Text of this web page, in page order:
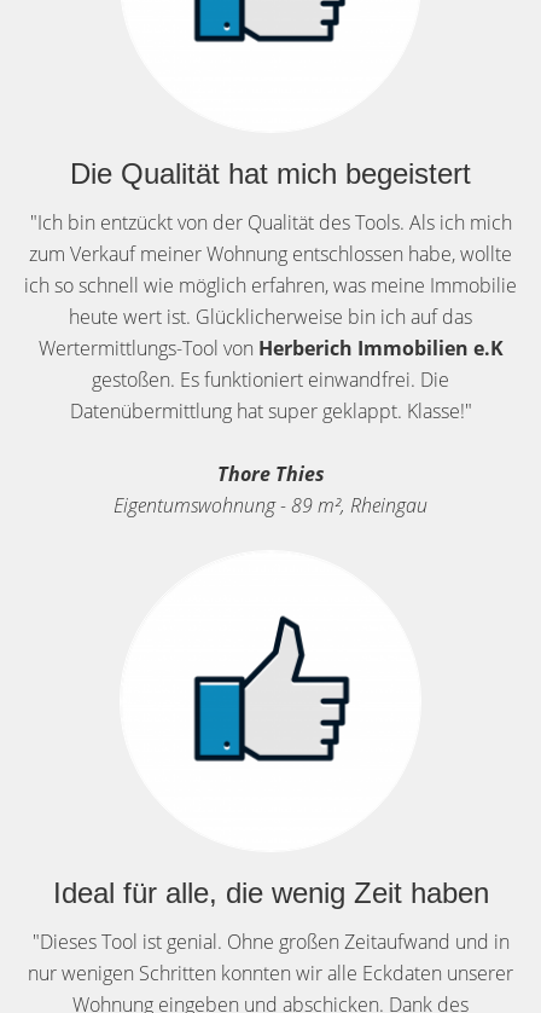
Die Qualität hat mich begeistert
"Ich bin entzückt von der Qualität des Tools. Als ich mich
zum Verkauf meiner Wohnung entschlossen habe, wollte
ich so schnell wie möglich erfahren, was meine Immobilie
heute wert ist. Glücklicherweise bin ich auf das
Wertermittlungs-Tool von Herberich Immobilien e.K
gestoßen. Es funktioniert einwandfrei. Die
Datenübermittlung hat super geklappt. Klasse!"
Thore Thies
Eigentumswohnung - 89 m², Rheingau
Ideal für alle, die wenig Zeit haben
"Dieses Tool ist genial. Ohne großen Zeitaufwand und in
nur wenigen Schritten konnten wir alle Eckdaten unserer
Wohnung eingeben und abschicken. Dank des